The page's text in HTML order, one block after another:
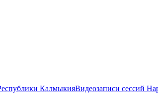
Видеозаписи сессий